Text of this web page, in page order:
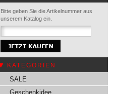
Bitte geben Sie die Artikelnummer aus
unserem Katalog ein.
KATEGORIEN
SALE
Geschenkidee